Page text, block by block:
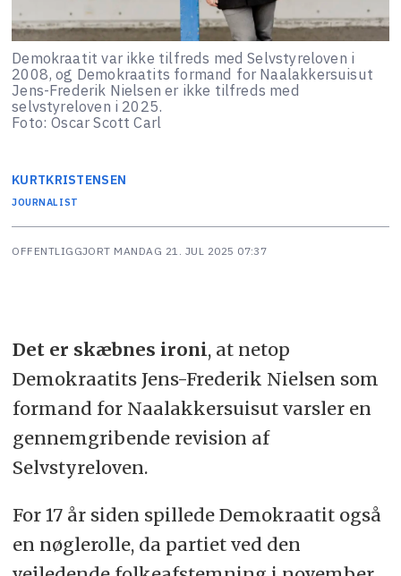
Demokraatit var ikke tilfreds med Selvstyreloven i
2008, og Demokraatits formand for Naalakkersuisut
Jens-Frederik Nielsen er ikke tilfreds med
selvstyreloven i 2025.
Foto: Oscar Scott Carl
KURTKRISTENSEN
JOURNALIST
OFFENTLIGGJORT MANDAG 21. JUL 2025 07:37
Det er skæbnes ironi, at netop
Demokraatits Jens-Frederik Nielsen som
formand for Naalakkersuisut varsler en
gennemgribende revision af
Selvstyreloven.
For 17 år siden spillede Demokraatit også
en nøglerolle, da partiet ved den